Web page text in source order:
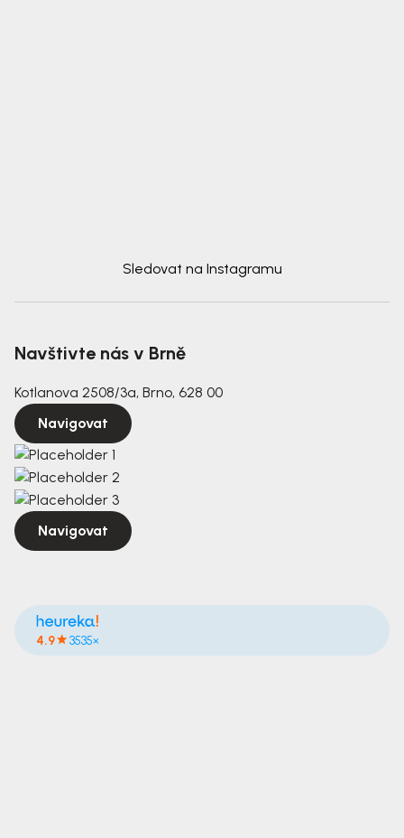
Sledovat na Instagramu
Navštivte nás v Brně
Kotlanova 2508/3a, Brno, 628 00
Navigovat
Navigovat
4.9 3535×